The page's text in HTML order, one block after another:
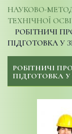
НАУКОВО-
ТЕХНІЧНОЇ
РОБІТНИЧІ
ПІДГОТОВКА У
РОБІТНИЧІ
ПІДГОТОВКА У